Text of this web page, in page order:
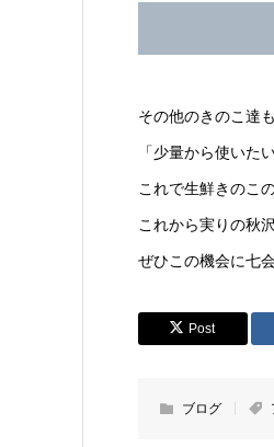
その他のきのこ達
「少量から使いた
これで生鮮きのこ
これから実りの秋
ぜひこの機会に七
Post
ブログ